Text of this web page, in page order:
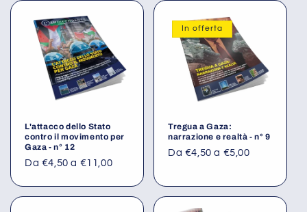
L'attacco dello Stato
contro il movimento per
Gaza - n° 12
Da €4,50 a €11,00
In offerta
Tregua a Gaza:
narrazione e realtà - n° 9
Da €4,50 a €5,00